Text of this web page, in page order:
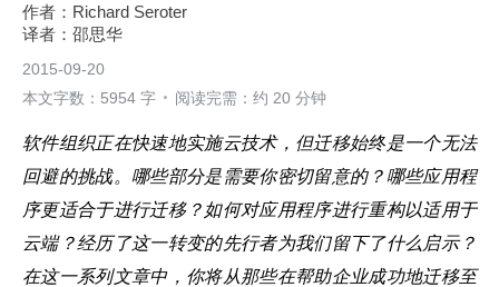
Richard Seroter
邵思华
2015-09-20
本文字数：5954 字
阅读完需：约 20 分钟
软件组织正在快速地实施云技术，但迁移始终是一个无法
回避的挑战。哪些部分是需要你密切留意的？哪些应用程
序更适合于进行迁移？如何对应用程序进行重构以适用于
云端？经历了这一转变的先行者为我们留下了什么启示？
在这一系列文章中，你将从那些在帮助企业成功地迁移至